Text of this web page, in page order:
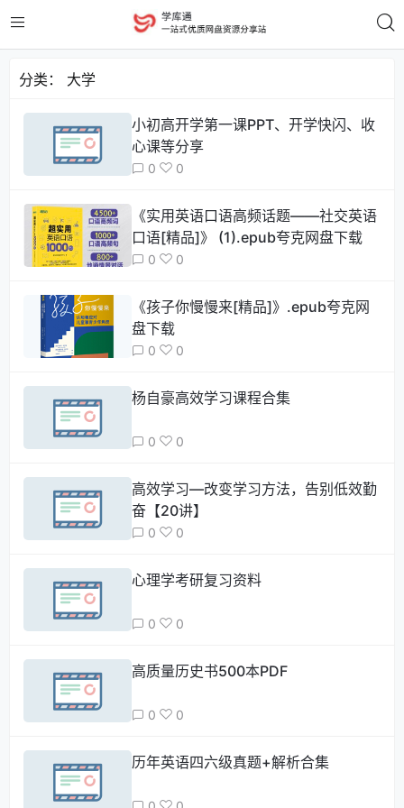
分类： 大学
小初高开学第一课PPT、开学快闪、收
心课等分享
0 0
《实用英语口语高频话题——社交英语
口语[精品]》 (1).epub夸克网盘下载
0 0
《孩子你慢慢来[精品]》.epub夸克网
盘下载
0 0
杨自豪高效学习课程合集
0 0
高效学习—改变学习方法，告别低效勤
奋【20讲】
0 0
心理学考研复习资料
0 0
高质量历史书500本PDF
0 0
历年英语四六级真题+解析合集